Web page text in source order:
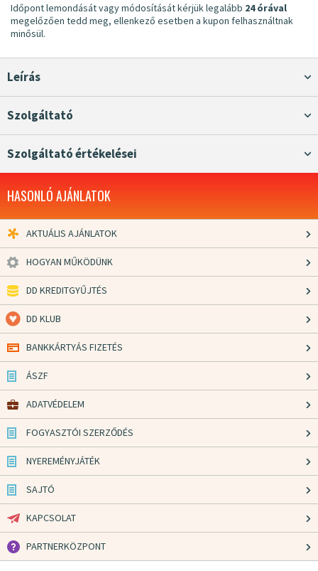
Időpont lemondását vagy módosítását kérjük legalább 24 órával
megelőzően tedd meg, ellenkező esetben a kupon felhasználtnak
minősül.
Leírás
Szolgáltató
Szolgáltató értékelései
HASONLÓ AJÁNLATOK
AKTUÁLIS AJÁNLATOK
HOGYAN MŰKÖDÜNK
DD KREDITGYŰJTÉS
DD KLUB
BANKKÁRTYÁS FIZETÉS
ÁSZF
ADATVÉDELEM
FOGYASZTÓI SZERZŐDÉS
NYEREMÉNYJÁTÉK
SAJTÓ
KAPCSOLAT
PARTNERKÖZPONT